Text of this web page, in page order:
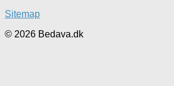
Sitemap
© 2026 Bedava.dk